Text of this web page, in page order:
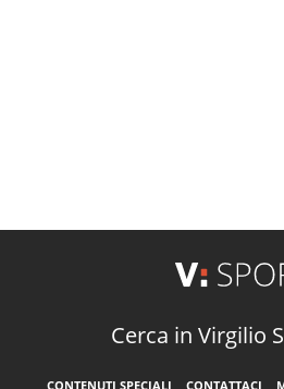
Cerca in Virgilio
CONTENUTI SPECIALI CONTATTACI